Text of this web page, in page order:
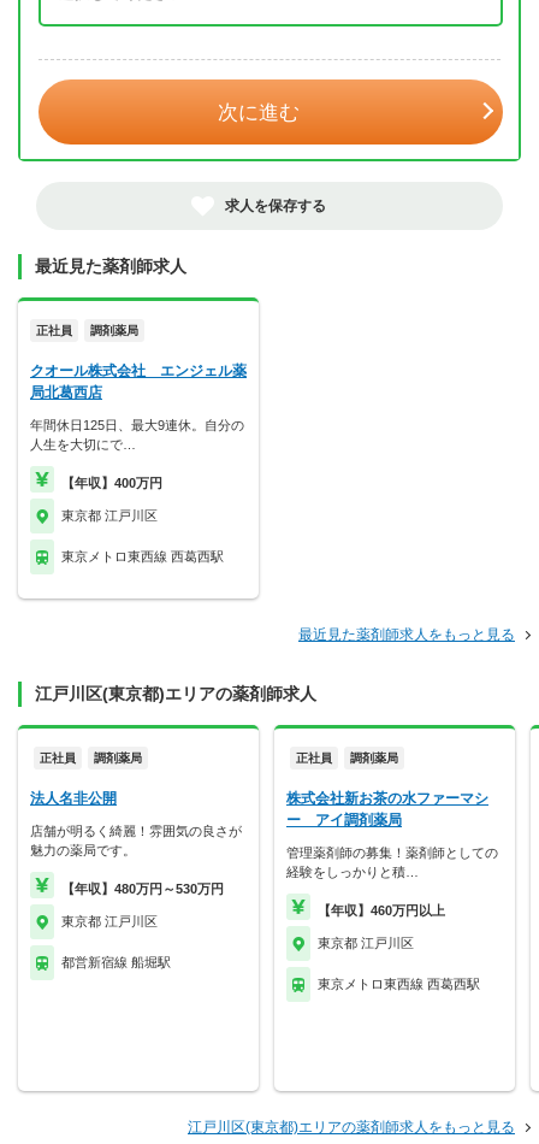
次に進む
求人を保存する
最近見た薬剤師求人
正社員 調剤薬局
クオール株式会社 エンジェル薬
局北葛西店
年間休日125日、最大9連休。自分の
人生を大切にで…
【年収】400万円
東京都 江戸川区
東京メトロ東西線 西葛西駅
最近見た薬剤師求人をもっと見る
江戸川区(東京都)エリアの薬剤師求人
正社員 調剤薬局
法人名非公開
店舗が明るく綺麗！雰囲気の良さが
魅力の薬局です。
【年収】480万円～530万円
東京都 江戸川区
都営新宿線 船堀駅
正社員 調剤薬局
株式会社新お茶の水ファーマシ
ー アイ調剤薬局
管理薬剤師の募集！薬剤師としての
経験をしっかりと積…
【年収】460万円以上
東京都 江戸川区
東京メトロ東西線 西葛西駅
江戸川区(東京都)エリアの薬剤師求人をもっと見る